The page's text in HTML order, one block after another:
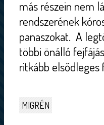
más részein nem
rendszerének
panaszokat. A
többi önálló
ritkább
MIGRÉN